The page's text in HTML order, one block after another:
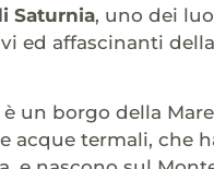
Saturnia, uno dei
ed affascinanti della
è un borgo della
acque termali, che